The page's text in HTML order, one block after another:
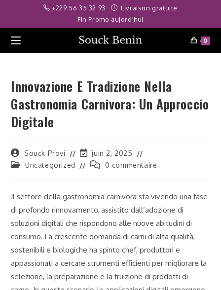
deneme bonusu veren sitelerslot siteleri
content
+229 56 35 32 93
Livraison gratuite
Fin Promo aujord'hui
0
Innovazione E Tradizione Nella
Gastronomia Carnivora: Un Approccio
Digitale
Auteur/autrice
de
Souck Provi
Dernière
modification
de
juin 2, 2025
PostUncategorized
Commentaires
publication :
0 commentaire
Il settore della gastronomia carnivora sta vivendo una fase
di profondo rinnovamento, assistito dall’adozione di
soluzioni digitali che rispondono alle nuove abitudini di
consumo. La crescente domanda di carni di alta qualità,
sostenibili e biologiche ha spinto chef, produttori e
appassionati a cercare strumenti efficienti per migliorare la
selezione, la preparazione e la fruizione di prodotti di